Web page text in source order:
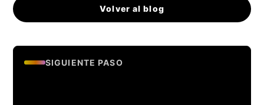
Volver al blog
SIGUIENTE PASO